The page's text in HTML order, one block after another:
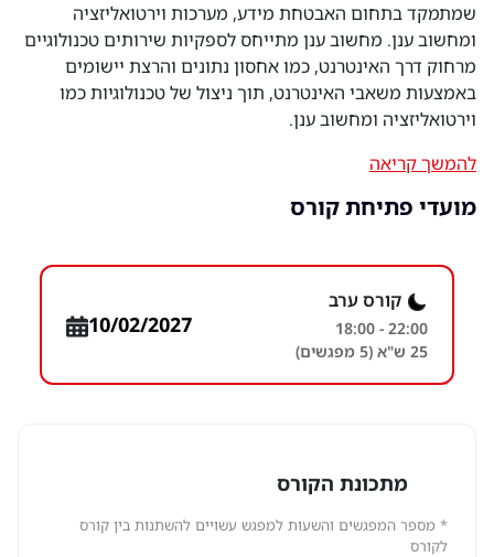
שמתמקד בתחום האבטחת מידע, מערכות וירטואליזציה
ומחשוב ענן. מחשוב ענן מתייחס לספקיות שירותים טכנולוגיים
מרחוק דרך האינטרנט, כמו אחסון נתונים והרצת יישומים
באמצעות משאבי האינטרנט, תוך ניצול של טכנולוגיות כמו
וירטואליזציה ומחשוב ענן.
להמשך קריאה
מועדי פתיחת קורס
קורס ערב
18:00 - 22:00
25 ש"א (5 מפגשים)
10/02/2027
מתכונת הקורס
* מספר המפגשים והשעות למפגש עשויים להשתנות בין קורס
לקורס